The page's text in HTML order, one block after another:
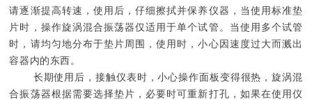
请逐渐提高转速，使用后，仔细擦拭并保养仪器，当使用标准垫
片时，操作旋涡混合振荡器仅适用于单个试管。当使用多个试管
时，请均匀地分布于垫片周围，使用时，小心因速度过大而溅出
容器内的东西。
长期使用后，接触仪表时，小心操作面板变得很热，旋涡混
合振荡器根据需要选择垫片，必要时可重新打孔，如果在使用仪